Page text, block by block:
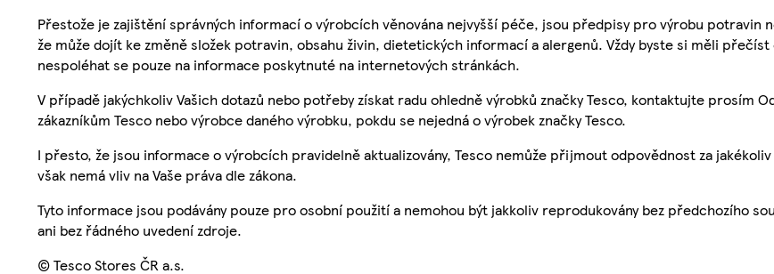
Přestože je zajištění správných informací o výrobcích věnována nejvyšší péče, jsou předpisy pro výrobu potravin
že může dojít ke změně složek potravin, obsahu živin, dietetických informací a alergenů. Vždy byste si měli
nespoléhat se pouze na informace poskytnuté na internetových stránkách.
V případě jakýchkoliv Vašich dotazů nebo potřeby získat radu ohledně výrobků značky Tesco, kontaktujte prosím
zákazníkům Tesco nebo výrobce daného výrobku, pokdu se nejedná o výrobek značky Tesco.
I přesto, že jsou informace o výrobcích pravidelně aktualizovány, Tesco nemůže přijmout odpovědnost za
však nemá vliv na Vaše práva dle zákona.
Tyto informace jsou podávány pouze pro osobní použití a nemohou být jakkoliv reprodukovány bez předchozího
ani bez řádného uvedení zdroje.
© Tesco Stores ČR a.s.